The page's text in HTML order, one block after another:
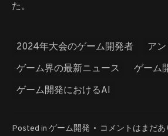
た。
2024年大会のゲーム開発者
ア
ゲーム界の最新ニュース
ゲーム
ゲーム開発におけるAI
Posted in ゲーム開発 • ゲ
コメントはまだあ